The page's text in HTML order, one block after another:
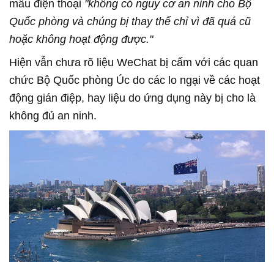
mẫu điện thoại "không có nguy cơ an ninh cho Bộ
Quốc phòng và chúng bị thay thế chỉ vì đã quá cũ
hoặc không hoạt động được."
Hiện vẫn chưa rõ liệu WeChat bị cấm với các quan
chức Bộ Quốc phòng Úc do các lo ngại về các hoạt
động gián điệp, hay liệu do ứng dụng này bị cho là
không đủ an ninh.